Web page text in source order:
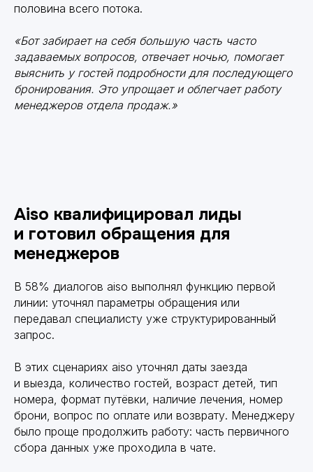
половина всего потока.
«Бот забирает на себя большую часть часто
задаваемых вопросов, отвечает ночью, помогает
выяснить у гостей подробности для последующего
бронирования. Это упрощает и облегчает работу
менеджеров отдела продаж.»
Aiso квалифицировал лиды
и готовил обращения для
менеджеров
В 58% диалогов aiso выполнял функцию первой
линии: уточнял параметры обращения или
передавал специалисту уже структурированный
запрос.
В этих сценариях aiso уточнял даты заезда
и выезда, количество гостей, возраст детей, тип
номера, формат путёвки, наличие лечения, номер
брони, вопрос по оплате или возврату. Менеджеру
было проще продолжить работу: часть первичного
сбора данных уже проходила в чате.